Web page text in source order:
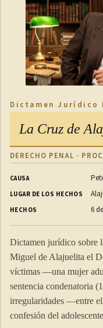
Dictamen Jurídico
La Cruz de
DERECHO PENAL ·
CAUSA
LUGAR DE LOS HECHOS
HECHOS 6
Dictamen jurídico sobre
Miguel de Alajuelita el
víctimas —una mujer
sentencia condenatoria
irregularidades —entre
confesión del